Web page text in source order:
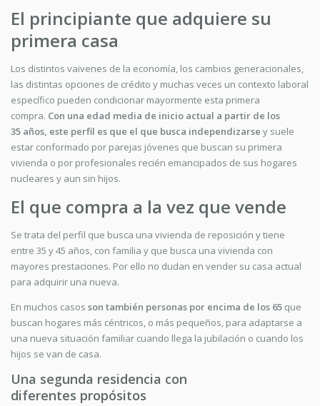
El principiante que adquiere su
primera casa
Los distintos vaivenes de la economía, los cambios generacionales,
las distintas opciones de crédito y muchas veces un contexto laboral
específico pueden condicionar mayormente esta primera
compra. Con una edad media de inicio actual a partir de los
35 años, este perfil es que el que busca independizarse y suele
estar conformado por parejas jóvenes que buscan su primera
vivienda o por profesionales recién emancipados de sus hogares
nucleares y aun sin hijos.
El que compra a la vez que vende
Se trata del perfil que busca una vivienda de reposición y tiene
entre 35 y 45 años, con familia y que busca una vivienda con
mayores prestaciones. Por ello no dudan en vender su casa actual
para adquirir una nueva.
En muchos casos son también personas por encima de los 65 que
buscan hogares más céntricos, o más pequeños, para adaptarse a
una nueva situación familiar cuando llega la jubilación o cuando los
hijos se van de casa.
Una segunda residencia con
diferentes propósitos